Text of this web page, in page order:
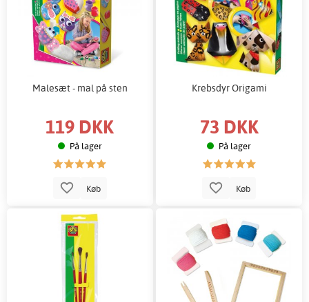
Malesæt - mal på sten
119 DKK
På lager
Køb
Krebsdyr Origami
73 DKK
På lager
Køb